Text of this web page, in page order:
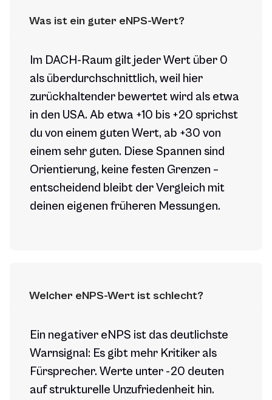
Was ist ein guter eNPS-Wert?
Im DACH-Raum gilt jeder Wert über 0
als überdurchschnittlich, weil hier
zurückhaltender bewertet wird als etwa
in den USA. Ab etwa +10 bis +20 sprichst
du von einem guten Wert, ab +30 von
einem sehr guten. Diese Spannen sind
Orientierung, keine festen Grenzen –
entscheidend bleibt der Vergleich mit
deinen eigenen früheren Messungen.
Welcher eNPS-Wert ist schlecht?
Ein negativer eNPS ist das deutlichste
Warnsignal: Es gibt mehr Kritiker als
Fürsprecher. Werte unter -20 deuten
auf strukturelle Unzufriedenheit hin.